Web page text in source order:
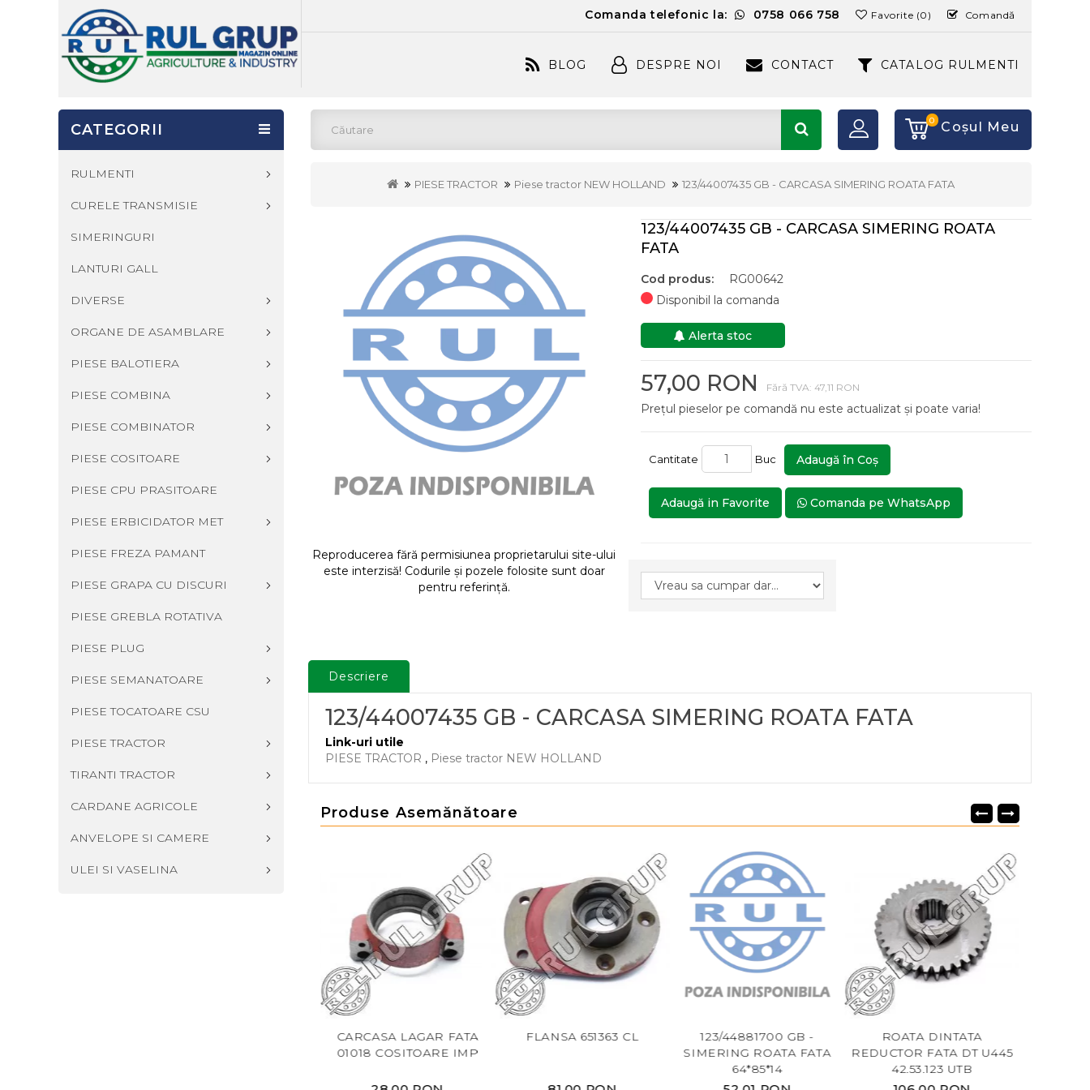
Comanda telefonic la: 0758 066 758 Favorite (0) Comandă
BLOG DESPRE NOI CONTACT CATALOG RULMENTI
0 Coşul Meu
PIESE TRACTOR Piese tractor NEW HOLLAND 123/44007435 GB - CARCASA SIMERING ROATA FATA
CATEGORII
RULMENTI
CURELE TRANSMISIE
SIMERINGURI
LANTURI GALL
DIVERSE
ORGANE DE ASAMBLARE
PIESE BALOTIERA
PIESE COMBINA
PIESE COMBINATOR
PIESE COSITOARE
PIESE CPU PRASITOARE
PIESE ERBICIDATOR MET
PIESE FREZA PAMANT
PIESE GRAPA CU DISCURI
PIESE GREBLA ROTATIVA
PIESE PLUG
PIESE SEMANATOARE
PIESE TOCATOARE CSU
PIESE TRACTOR
TIRANTI TRACTOR
CARDANE AGRICOLE
ANVELOPE SI CAMERE
ULEI SI VASELINA
Reproducerea fără permisiunea proprietarului site-ului
este interzisă! Codurile și pozele folosite sunt doar
pentru referință.
123/44007435 GB - CARCASA SIMERING ROATA
FATA
Cod produs:
RG00642
Disponibil la comanda
Alerta stoc
57,00 RON Fără TVA: 47,11 RON
Prețul pieselor pe comandă nu este actualizat și poate varia!
Cantitate Buc Adaugă în Coş
Adaugă in Favorite Comanda pe WhatsApp
Descriere
123/44007435 GB - CARCASA SIMERING ROATA FATA
Link-uri utile
PIESE TRACTOR , Piese tractor NEW HOLLAND
Produse Asemănătoare
CARCASA LAGAR FATA
01018 COSITOARE IMP
FLANSA 651363 CL
123/44881700 GB -
SIMERING ROATA FATA
64*85*14
ROATA DINTATA
REDUCTOR FATA DT U445
42.53.123 UTB